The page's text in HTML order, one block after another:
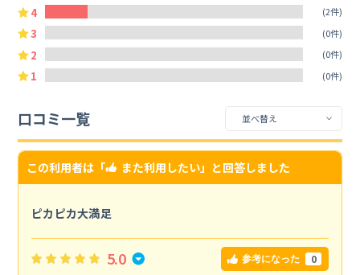
4 (2件)
3 (0件)
2 (0件)
1 (0件)
口コミ一覧
この利用者は「 また利用したい」と回答しました
ピカピカ大満足
5.0 参考になった 0